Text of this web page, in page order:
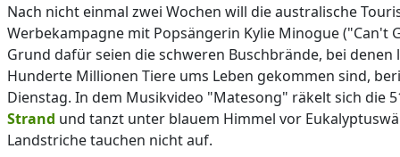
Nach nicht einmal zwei Wochen will die australische
Werbekampagne mit Popsängerin Kylie Minogue ("Can't
Grund dafür seien die schweren Buschbrände, bei
Hunderte Millionen Tiere ums Leben gekommen sind,
Dienstag. In dem Musikvideo "Matesong" räkelt sich die
Strand und tanzt unter blauem Himmel vor
Landstriche tauchen nicht auf.